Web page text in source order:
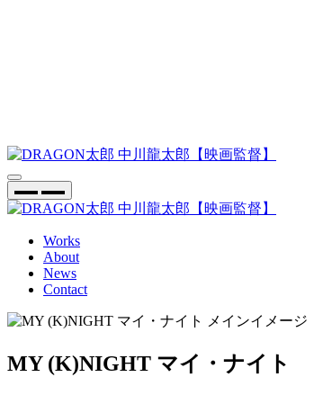
Works
About
News
Contact
MY (K)NIGHT マイ・ナイト